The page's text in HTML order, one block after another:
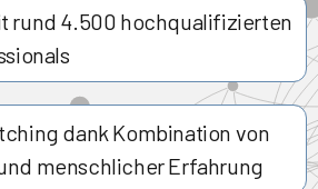
rund 4.500 hochqualifizierten
dank Kombination von
menschlicher Erfahrung